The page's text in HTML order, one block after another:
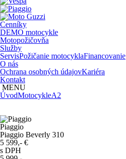
Cenníky
DEMO motocykle
Motopožičovňa
Služby
ServisPožičanie motocyklaFinancovanie
O nás
Ochrana osobných údajovKariéra
Kontakt
MENU
ÚvodMotocykleA2
Piaggio
Piaggio Beverly 310
5 599,- €
s DPH